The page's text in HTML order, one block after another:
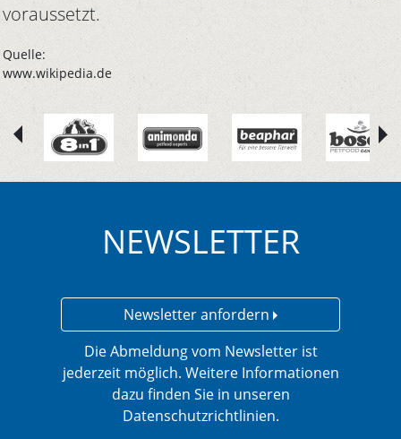
voraussetzt.
Quelle:
www.wikipedia.de
NEWSLETTER
Newsletter anfordern
Die Abmeldung vom Newsletter ist
jederzeit möglich. Weitere Informationen
dazu finden Sie in unseren
Datenschutzrichtlinien.